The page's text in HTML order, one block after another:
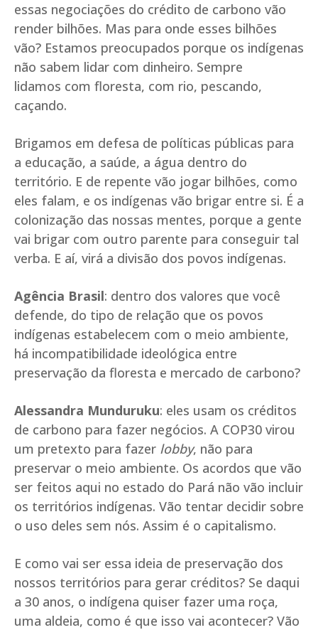
essas negociações do crédito de carbono vão
render bilhões. Mas para onde esses bilhões
vão? Estamos preocupados porque os indígenas
não sabem lidar com dinheiro. Sempre
lidamos com floresta, com rio, pescando,
caçando.
Brigamos em defesa de políticas públicas para
a educação, a saúde, a água dentro do
território. E de repente vão jogar bilhões, como
eles falam, e os indígenas vão brigar entre si. É a
colonização das nossas mentes, porque a gente
vai brigar com outro parente para conseguir tal
verba. E aí, virá a divisão dos povos indígenas.
Agência Brasil: dentro dos valores que você
defende, do tipo de relação que os povos
indígenas estabelecem com o meio ambiente,
há incompatibilidade ideológica entre
preservação da floresta e mercado de carbono?
Alessandra Munduruku: eles usam os créditos
de carbono para fazer negócios. A COP30 virou
um pretexto para fazer lobby, não para
preservar o meio ambiente. Os acordos que vão
ser feitos aqui no estado do Pará não vão incluir
os territórios indígenas. Vão tentar decidir sobre
o uso deles sem nós. Assim é o capitalismo.
E como vai ser essa ideia de preservação dos
nossos territórios para gerar créditos? Se daqui
a 30 anos, o indígena quiser fazer uma roça,
uma aldeia, como é que isso vai acontecer? Vão